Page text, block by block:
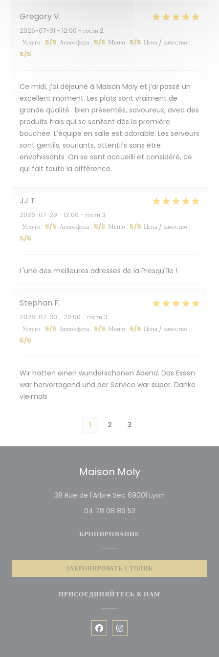
GregoryV
2026-07-31 - 12:00 - гости 2
Услуги : 5/5 Атмосфера : 5/5 Меню : 5/5 Цена / качество :
5/5
Ce midi, j’ai déjeuné à Maison Moly et j’ai passé un
excellent moment. Les plats sont vraiment de
grande qualité : bien présentés, savoureux, avec des
produits frais qui se sentent dès la première
bouchée. L’équipe en salle est adorable. Les serveurs
sont gentils, souriants, attentifs sans être
envahissants. On se sent accueilli et considéré, ce
qui fait toute la différence.
JJ T
2026-07-29 - 12:00 - гости 3
Услуги : 5/5 Атмосфера : 5/5 Меню : 5/5 Цена / качество :
5/5
L'une des meilleures adresses de la Presqu'île !
Stephan F
2026-07-30 - 20:00 - гости 3
Услуги : 5/5 Атмосфера : 5/5 Меню : 5/5 Цена / качество :
5/5
Wir hatten einen wunderschönen Abend. Das Essen
war hervorragend und der Service war super. Danke
vielmals
1 2 3
Maison Moly
38 Rue de l'Arbre Sec 69001 Lyon
04 78 08 89 52
БРОНИРОВАНИЕ
ЗАБРОНИРОВАТЬ СТОЛИК
ПРИСОЕДИНЯЙТЕСЬ К НАМ
Facebook ((открывается в
Instagram ((открывается в